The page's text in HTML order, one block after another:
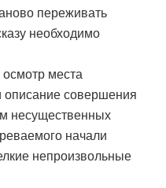
переживать
необходимо
места
описание совершения
несущественных
начали
непроизвольные